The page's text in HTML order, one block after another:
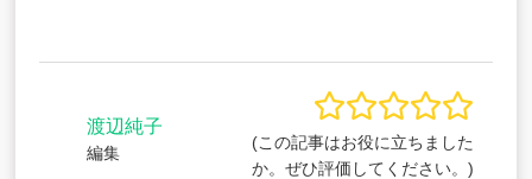
渡辺純子
編集
(この記事はお役に立ちました
か。ぜひ評価してください。)